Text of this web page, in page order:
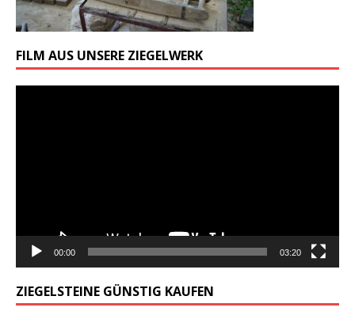
FILM AUS UNSERE ZIEGELWERK
00:00 03:20
ZIEGELSTEINE GÜNSTIG KAUFEN